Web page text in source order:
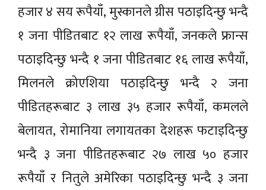
हजार ४ सय रूपैयाँ, मुस्कानले ग्रीस पठाइदिन्छु भन्दै
१ जना पीडितबाट १२ लाख रूपैयाँ, जनकले फ्रान्स
पठाइदिन्छु भन्दै १ जना पीडितबाट १६ लाख रूपैयाँ,
मिलनले क्रोएशिया पठाइदिन्छु भन्दै २ जना
पीडितहरूबाट ३ लाख ३५ हजार रूपैयाँ, कमलले
बेलायत, रोमानिया लगायतका देशहरू फटाइदिन्छु
भन्दै ३ जना पीडितहरूबाट २७ लाख ५० हजार
रूपैयाँ र नितुले अमेरिका पठाइदिन्छु भन्दै ३ जना